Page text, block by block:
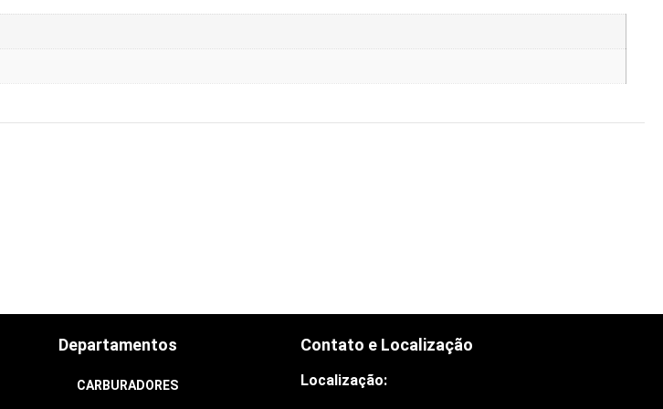
Departamentos
CARBURADORES
Contato e Localização
Localização: